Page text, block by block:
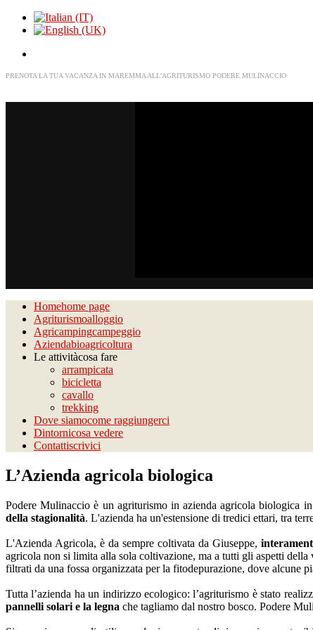
PRENOTA LA TUA VACANZA IN MAREMMA ALL'AGRITURISMO PODERE MULINACCIO
Homehome page
Agriturismoalloggio
Agricampingcampeggio
Aziendabioagricoltura
Le attivitàcosa fare
arrampicata
bicicletta
cavallo
trekking
Dove siamocome raggiungerci
Dintornicosa vedere
Contattiscrivici
L’Azienda agricola biologica
Podere Mulinaccio è un agriturismo in azienda agricola
della stagionalità. L'azienda ha un'estensione di tredici ettari, tra
L'Azienda Agricola, è da sempre coltivata da Giuseppe,
agricola non si limita alla sola coltivazione, ma a tutti gli aspetti
filtrati da una fossa organizzata per la fitodepurazione, dove alcune
Tutta l’azienda ha un indirizzo ecologico: l’agriturismo è stato
pannelli solari e la legna che tagliamo dal nostro bosco. Podere